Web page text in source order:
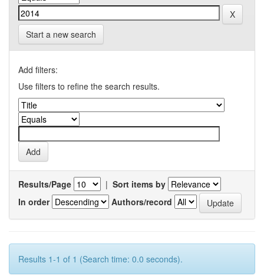
Start a new search
Add filters:
Use filters to refine the search results.
Results/Page | Sort items by
In order
Authors/record
Results 1-1 of 1 (Search time: 0.0 seconds).